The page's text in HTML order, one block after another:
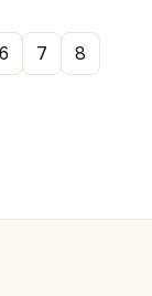
6 7
8